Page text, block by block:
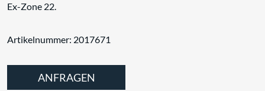
Ex-Zone 22.
Artikelnummer: 2017671
ANFRAGEN